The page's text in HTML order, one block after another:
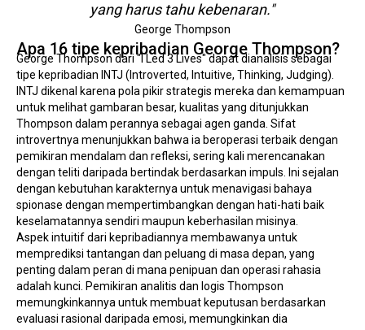
yang harus tahu kebenaran."
George Thompson
Apa 16 tipe kepribadian George Thompson?
George Thompson dari "I Led 3 Lives" dapat dianalisis sebagai
tipe kepribadian INTJ (Introverted, Intuitive, Thinking, Judging).
INTJ dikenal karena pola pikir strategis mereka dan kemampuan
untuk melihat gambaran besar, kualitas yang ditunjukkan
Thompson dalam perannya sebagai agen ganda. Sifat
introvertnya menunjukkan bahwa ia beroperasi terbaik dengan
pemikiran mendalam dan refleksi, sering kali merencanakan
dengan teliti daripada bertindak berdasarkan impuls. Ini sejalan
dengan kebutuhan karakternya untuk menavigasi bahaya
spionase dengan mempertimbangkan dengan hati-hati baik
keselamatannya sendiri maupun keberhasilan misinya.
Aspek intuitif dari kepribadiannya membawanya untuk
memprediksi tantangan dan peluang di masa depan, yang
penting dalam peran di mana penipuan dan operasi rahasia
adalah kunci. Pemikiran analitis dan logis Thompson
memungkinkannya untuk membuat keputusan berdasarkan
evaluasi rasional daripada emosi, memungkinkan dia